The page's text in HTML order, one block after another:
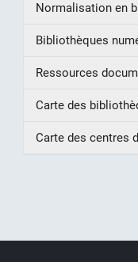
Normalisation en
Bibliothèques
Ressources
Carte des
Carte des centres